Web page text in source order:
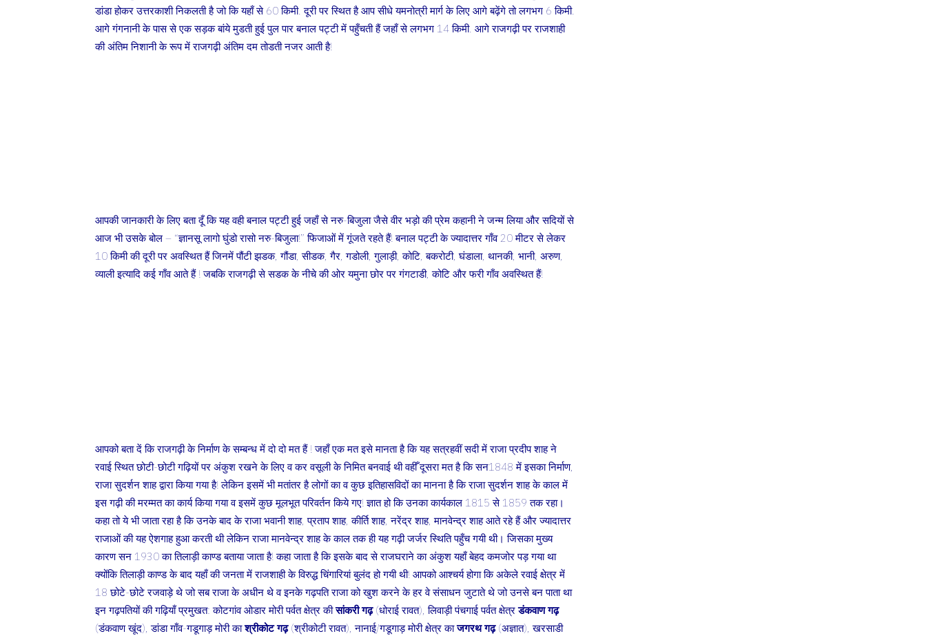
डांडा होकर उत्तरकाशी निकलती है जो कि यहाँ से 60 किमी. दूरी पर स्थित है आप सीधे यमनोत्री मार्ग के लिए आगे बढ़ेंगे तो लगभग 6 किमी.
आगे गंगनानी के पास से एक सड़क बांये मुडती हुई पुल पार बनाल पट्टी में पहुँचती हैं जहाँ से लगभग 14 किमी. आगे राजगढ़ी पर राजशाही
की अंतिम निशानी के रूप में राजगढ़ी अंतिम दम तोडती नजर आती है!
आपकी जानकारी के लिए बता दूँ कि यह वही बनाल पट्टी हुई जहाँ से नरु-बिजुला जैसे वीर भड़ो की प्रेम कहानी ने जन्म लिया और सदियों से
आज भी उसके बोल – “ज्ञानसू लागो घुंडो रासो नरु-बिजुला!” फिजाओं में गूंजते रहते हैं! बनाल पट्टी के ज्यादात्तर गाँव 20 मीटर से लेकर
10 किमी की दूरी पर अवस्थित हैं जिनमें पौंटी झडक, गौंडा, सीडक, गैर, गडोली, गुलाड़ी, कोटि, बकरोटी, घंडाला, थानकी, भानी, अरुण,
व्याली इत्यादि कई गाँव आते हैं ! जबकि राजगढ़ी से सडक के नीचे की ओर यमुना छोर पर गंगटाडी, कोटि और फरी गाँव अवस्थित हैं!
आपको बता दें कि राजगढ़ी के निर्माण के सम्बन्ध में दो दो मत हैं ! जहाँ एक मत इसे मानता है कि यह सत्रहवीं सदी में राजा प्रदीप शाह ने
रवाई स्थित छोटी-छोटी गढ़ियों पर अंकुश रखने के लिए व कर वसूली के निमित बनवाई थी वहीँ दूसरा मत है कि सन1848 में इसका निर्माण,
राजा सुदर्शन शाह द्वारा किया गया है! लेकिन इसमें भी मतांतर है लोगों का व कुछ इतिहासविदों का मानना है कि राजा सुदर्शन शाह के काल में
इस गढ़ी की मरम्मत का कार्य किया गया व इसमें कुछ मूलभूत परिवर्तन किये गए! ज्ञात हो कि उनका कार्यकाल 1815 से 1859 तक रहा।
कहा तो ये भी जाता रहा है कि उनके बाद के राजा भवानी शाह, प्रताप शाह, कीर्ति शाह, नरेंद्र शाह, मानवेन्द्र शाह आते रहे हैं और ज्यादात्तर
राजाओं की यह ऐशगाह हुआ करती थी लेकिन राजा मानवेन्द्र शाह के काल तक ही यह गढ़ी जर्जर स्थिति पहुँच गयी थी। जिसका मुख्य
कारण सन 1930 का तिलाड़ी काण्ड बताया जाता है! कहा जाता है कि इसके बाद से राजघराने का अंकुश यहाँ बेहद कमजोर पड़ गया था
क्योंकि तिलाड़ी काण्ड के बाद यहाँ की जनता में राजशाही के विरुद्ध चिंगारियां बुलंद हो गयी थी! आपको आश्चर्य होगा कि अकेले रवाई क्षेत्र में
18 छोटे-छोटे रजवाड़े थे जो सब राजा के अधीन थे व इनके गढ़पति राजा को खुश करने के हर वे संसाधन जुटाते थे जो उनसे बन पाता था
इन गढ़पतियों की गढ़ियाँ प्रमुखत: कोटगांव ओडार मोरी पर्वत क्षेत्र कीसांकरी गढ़(धोराई रावत), लिवाड़ी पंचगाई पर्वत क्षेत्रडंकवाण गढ़
(डंकवाण खूंद), डांडा गाँव-गडूगाड़ मोरी काश्रीकोट गढ़(श्रीकोटी रावत), नानाई/गडूगाड़ मोरी क्षेत्र काजगरथ गढ़(अज्ञात), खरसाडी